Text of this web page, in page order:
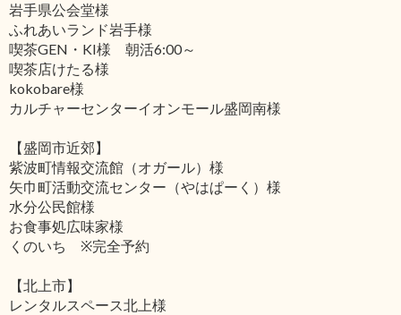
岩手県公会堂様
ふれあいランド岩手様
喫茶GEN・KI様 朝活6:00～
喫茶店けたる様
kokobare様
カルチャーセンターイオンモール盛岡南様
【盛岡市近郊】
紫波町情報交流館（オガール）様
矢巾町活動交流センター（やはぱーく）様
水分公民館様
お食事処広味家様
くのいち ※完全予約
【北上市】
レンタルスペース北上様